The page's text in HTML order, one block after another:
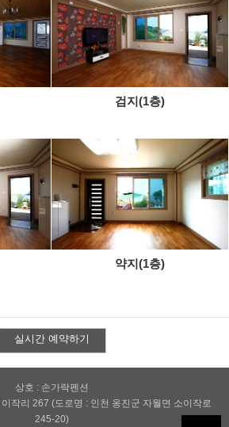
검지(1층)
약지(1층)
실시간 예약하기
상호 : 손가락펜션
작리 267 (도로명 : 인천 옹진군 자월면 소이작로
245-20)